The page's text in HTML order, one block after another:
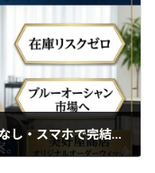
【美容室オーナー様必見】在庫リスクなし・スマホで完結！サロンの新しい収益の柱「次世代オーダーウィッグ」のご提案